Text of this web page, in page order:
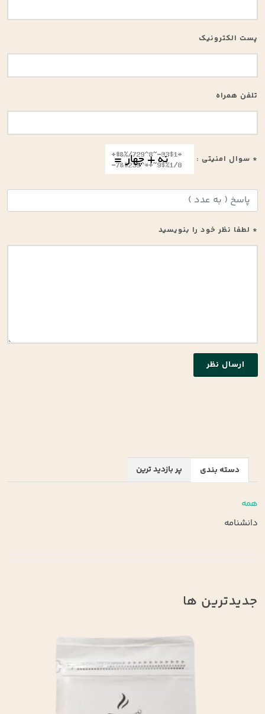
پست الکترونیک
تلفن همراه
* سوال امنیتی :
* لطفا نظر خود را بنویسید
ارسال نظر
دسته بندی پر بازدید ترین
همه
دانشنامه
جدیدترین ها